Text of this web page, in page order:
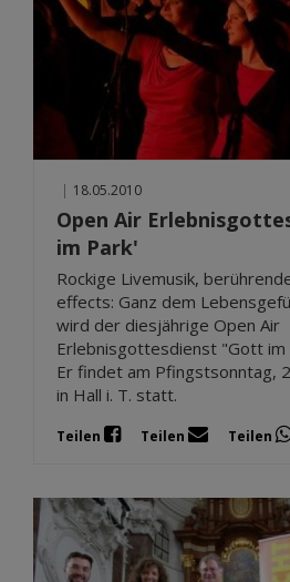
| 18.05.2010
Open Air
im Park'
Rockige Livemusik,
effects: Ganz dem
wird der diesjährige Open Air
Erlebnisgottesdienst "Gott im
Er findet am Pfingstsonntag,
in Hall i. T. statt.
Teilen Teilen Teilen